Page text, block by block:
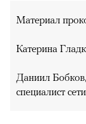
Материал
Катерина
Даниил
специалист